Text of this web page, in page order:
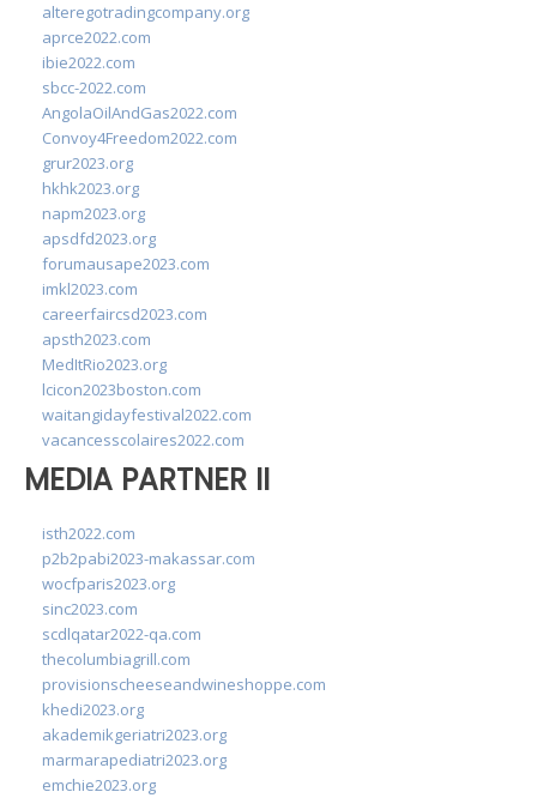
alteregotradingcompany.org
aprce2022.com
ibie2022.com
sbcc-2022.com
AngolaOilAndGas2022.com
Convoy4Freedom2022.com
grur2023.org
hkhk2023.org
napm2023.org
apsdfd2023.org
forumausape2023.com
imkl2023.com
careerfaircsd2023.com
apsth2023.com
MedItRio2023.org
lcicon2023boston.com
waitangidayfestival2022.com
vacancesscolaires2022.com
MEDIA PARTNER II
isth2022.com
p2b2pabi2023-makassar.com
wocfparis2023.org
sinc2023.com
scdlqatar2022-qa.com
thecolumbiagrill.com
provisionscheeseandwineshoppe.com
khedi2023.org
akademikgeriatri2023.org
marmarapediatri2023.org
emchie2023.org